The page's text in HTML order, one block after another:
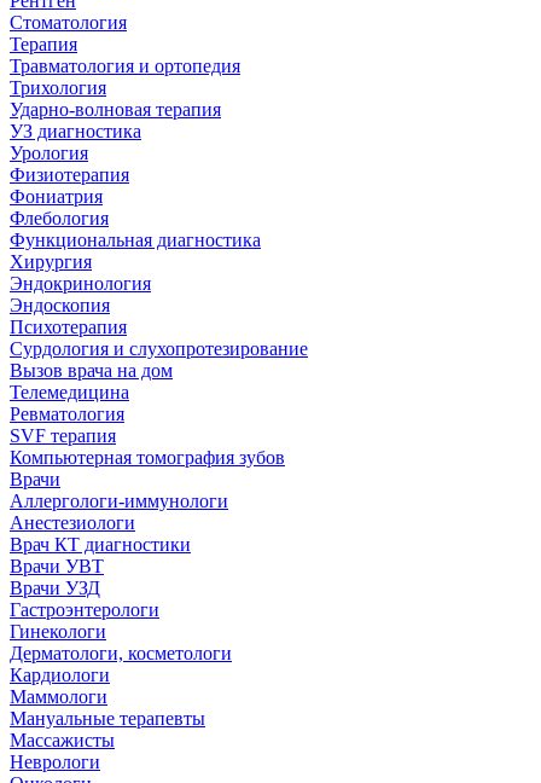
Стоматология
Терапия
Травматология и ортопедия
Трихология
Ударно-волновая терапия
УЗ диагностика
Урология
Физиотерапия
Фониатрия
Флебология
Функциональная диагностика
Хирургия
Эндокринология
Эндоскопия
Психотерапия
Сурдология и слухопротезирование
Вызов врача на дом
Телемедицина
Ревматология
SVF терапия
Компьютерная томография зубов
Врачи
Аллергологи-иммунологи
Анестезиологи
Врач КТ диагностики
Врачи УВТ
Врачи УЗД
Гастроэнтерологи
Гинекологи
Дерматологи, косметологи
Кардиологи
Маммологи
Мануальные терапевты
Массажисты
Неврологи